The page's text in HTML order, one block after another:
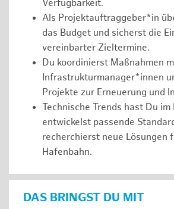
Verfügbarkeit.
Als Projektauftraggeber*in
das Budget und sicherst die
vereinbarter Zieltermine.
Du koordinierst Maßnahmen
Infrastrukturmanager*innen
Projekte zur Erneuerung und
Technische Trends hast Du im
entwickelst passende
recherchierst neue Lösungen
Hafenbahn.
DAS BRINGST DU MIT